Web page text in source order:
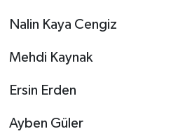
Nalin Kaya Cengiz
Mehdi Kaynak
Ersin Erden
Ayben Güler